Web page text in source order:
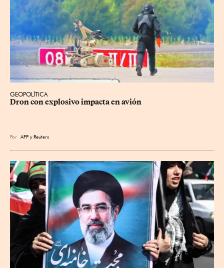
GEOPOLÍTICA
Dron con explosivo impacta en avión
Por AFP yReuters